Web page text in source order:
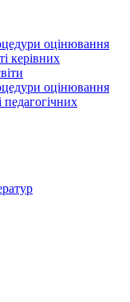
оцінювання
керівних
оцінювання
педагогічних